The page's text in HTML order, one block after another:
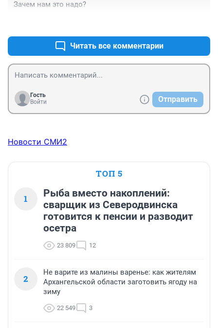
Зачем нам это надо?
Читать все комментарии
Гость
Войти
Отправить
Новости СМИ2
ТОП 5
1
Рыба вместо накоплений:
сварщик из Северодвинска
готовится к пенсии и разводит
осетра
23 809 12
2
Не варите из малины варенье: как жителям
Архангельской области заготовить ягоду на
зиму
22 549 3